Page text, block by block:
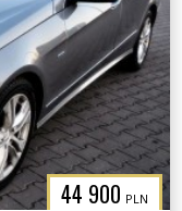
44 900 PLN